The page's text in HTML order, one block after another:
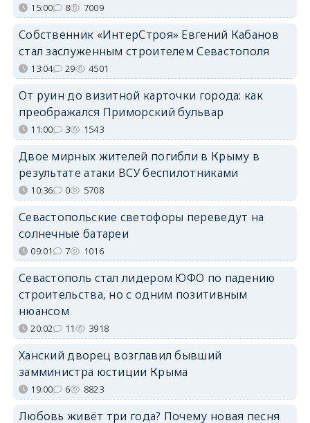
15:00 8 7009
Собственник «ИнтерСтроя» Евгений Кабанов
стал заслуженным строителем Севастополя
13:04 29 4501
От руин до визитной карточки города: как
преображался Приморский бульвар
11:00 3 1543
Двое мирных жителей погибли в Крыму в
результате атаки ВСУ беспилотниками
10:36 0 5708
Севастопольские светофоры переведут на
солнечные батареи
09:01 7 1016
Севастополь стал лидером ЮФО по падению
строительства, но с одним позитивным
нюансом
20:02 11 3918
Ханский дворец возглавил бывший
замминистра юстиции Крыма
19:00 6 8823
Любовь живёт три года? Почему новая песня